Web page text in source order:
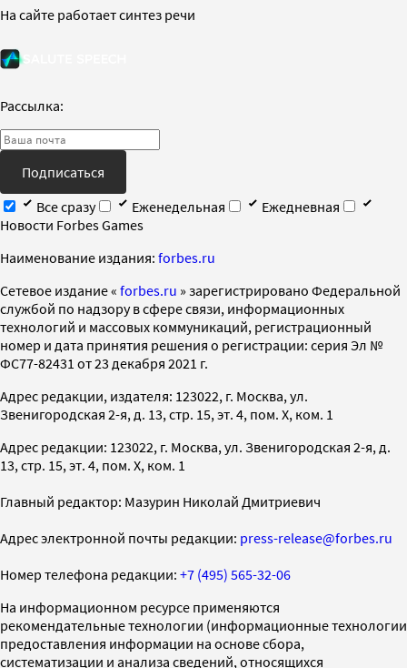
На сайте работает синтез речи
Рассылка:
Подписаться
Все сразу
Еженедельная
Ежедневная
Новости Forbes Games
Наименование издания: forbes.ru
Cетевое издание « forbes.ru » зарегистрировано Федеральной
службой по надзору в сфере связи, информационных
технологий и массовых коммуникаций, регистрационный
номер и дата принятия решения о регистрации: серия Эл №
ФС77-82431 от 23 декабря 2021 г.
Адрес редакции, издателя: 123022, г. Москва, ул.
Звенигородская 2-я, д. 13, стр. 15, эт. 4, пом. X, ком. 1
Адрес редакции: 123022, г. Москва, ул. Звенигородская 2-я, д.
13, стр. 15, эт. 4, пом. X, ком. 1
Главный редактор: Мазурин Николай Дмитриевич
Адрес электронной почты редакции: press-release@forbes.ru
Номер телефона редакции: +7 (495) 565-32-06
На информационном ресурсе применяются
рекомендательные технологии (информационные технологии
предоставления информации на основе сбора,
систематизации и анализа сведений, относящихся